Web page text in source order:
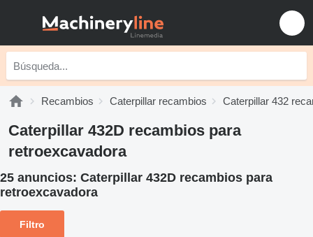
Recambios Caterpillar recambios Caterpillar 432
Caterpillar 432D recambios para
retroexcavadora
25 anuncios: Caterpillar 432D recambios para
retroexcavadora
Filtro